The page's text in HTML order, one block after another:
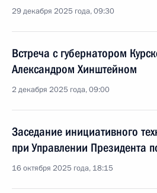
29 декабря 2025 года, 09:30
Встреча с губернатором
Александром Хинштейном
2 декабря 2025 года, 09:00
Заседание инициативного
при Управлении Президента
16 октября 2025 года, 18:15